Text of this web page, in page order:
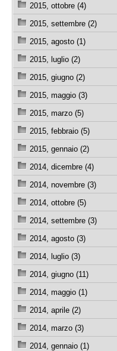
2015, ottobre (4)
2015, settembre (2)
2015, agosto (1)
2015, luglio (2)
2015, giugno (2)
2015, maggio (3)
2015, marzo (5)
2015, febbraio (5)
2015, gennaio (2)
2014, dicembre (4)
2014, novembre (3)
2014, ottobre (5)
2014, settembre (3)
2014, agosto (3)
2014, luglio (3)
2014, giugno (11)
2014, maggio (1)
2014, aprile (2)
2014, marzo (3)
2014, gennaio (1)